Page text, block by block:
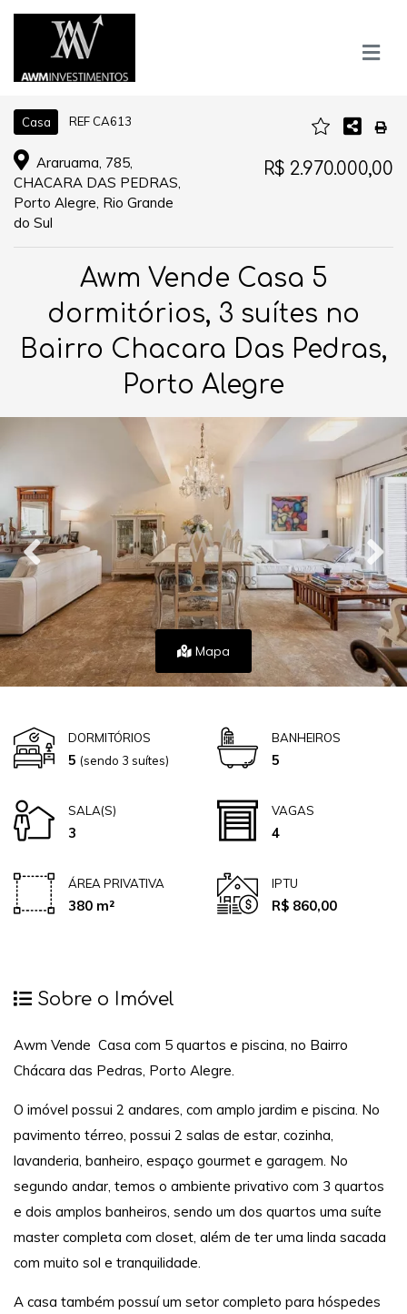
Casa REF CA613
Araruama, 785,
CHACARA DAS PEDRAS,
Porto Alegre, Rio Grande
do Sul
R$ 2.970.000,00
Awm Vende Casa 5
dormitórios, 3 suítes no
Bairro Chacara Das Pedras,
Porto Alegre
Mapa
DORMITÓRIOS
5 (sendo 3 suítes)
BANHEIROS
5
SALA(S)
3
VAGAS
4
ÁREA PRIVATIVA
380 m²
IPTU
R$ 860,00
Sobre o Imóvel
Awm Vende Casa com 5 quartos e piscina, no Bairro
Chácara das Pedras, Porto Alegre.
O imóvel possui 2 andares, com amplo jardim e piscina. No
pavimento térreo, possui 2 salas de estar, cozinha,
lavanderia, banheiro, espaço gourmet e garagem. No
segundo andar, temos o ambiente privativo com 3 quartos
e dois amplos banheiros, sendo um dos quartos uma suíte
master completa com closet, além de ter uma linda sacada
com muito sol e tranquilidade.
A casa também possuí um setor completo para hóspedes